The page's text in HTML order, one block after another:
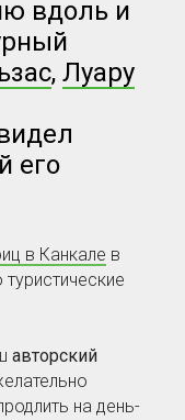
вдоль и
, Луару
его
в Канкале в
авторский
на день-